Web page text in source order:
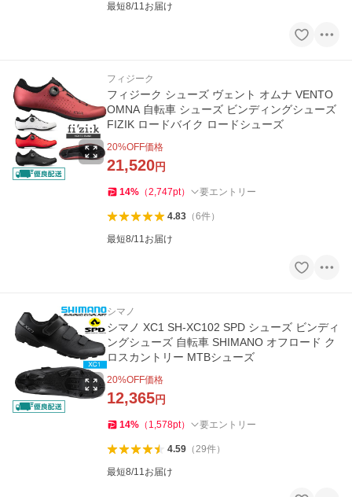
最短8/11お届け
フィジーク
フィジーク シューズ ヴェント オムナ VENTO
OMNA 自転車 シューズ ビンディングシューズ
FIZIK ロードバイク ロードシューズ
20%OFF価格
21,520円
14% （2,747pt） 要エントリー
4.83（6件）
最短8/11お届け
シマノ
シマノ XC1 SH-XC102 SPD シューズ ビンディ
ングシューズ 自転車 SHIMANO オフロード ク
ロスカントリー MTBシューズ
20%OFF価格
12,365円
14% （ 1,578pt） 要エントリー
4.59（29件）
最短8/11お届け